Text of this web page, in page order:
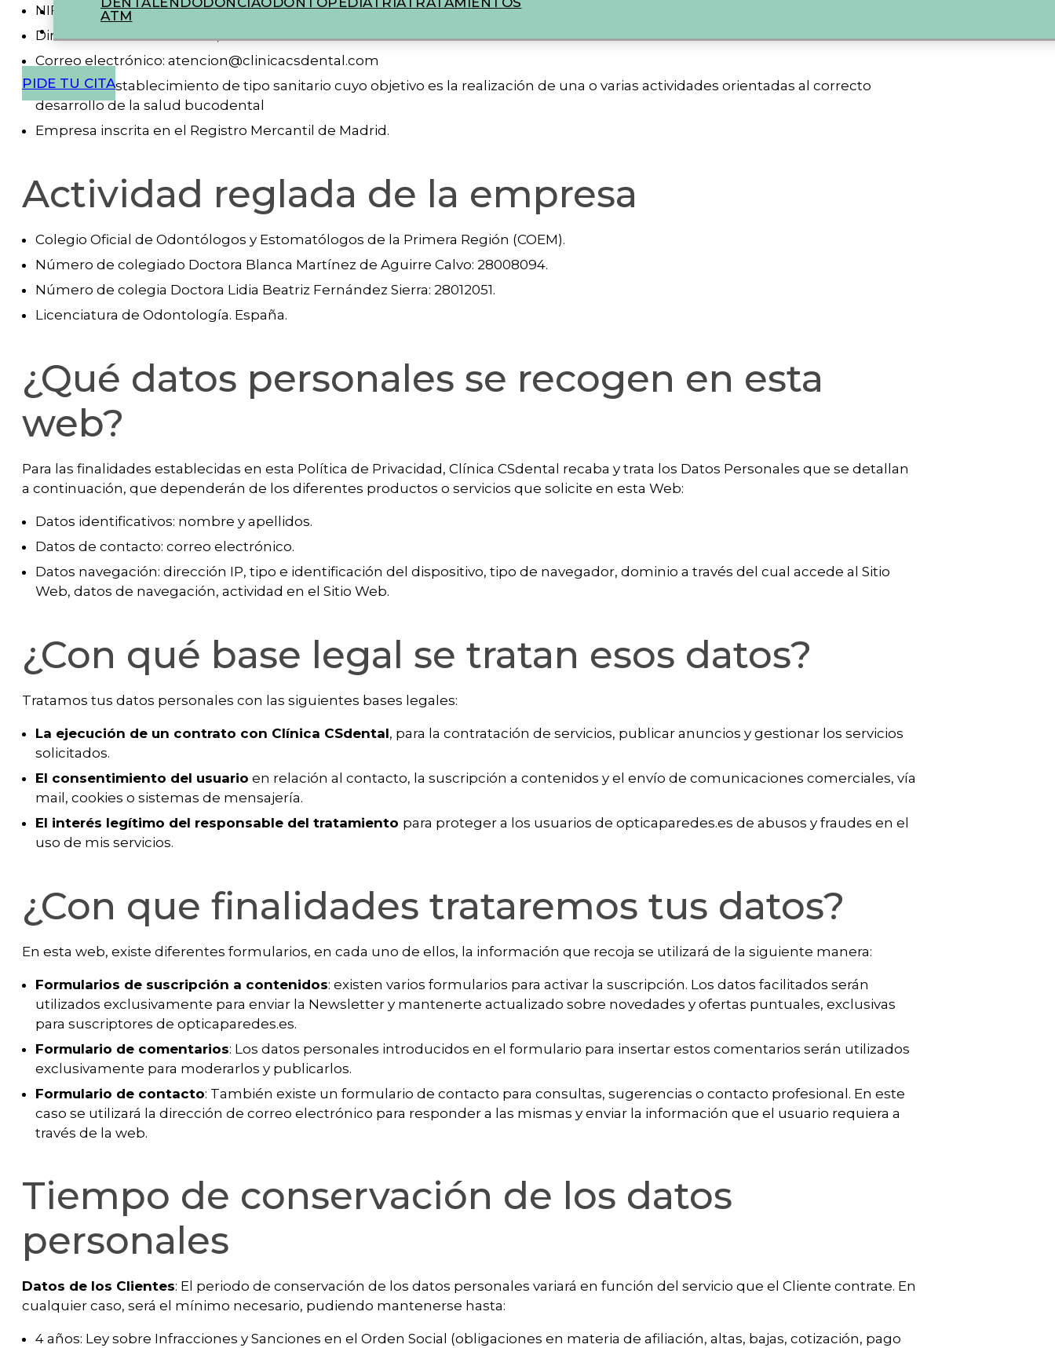
ATM
PIDE TU CITA
NIF/CIF: B42969667
Dirección: Calle de Canillas, 100 – Madrid
Correo electrónico: atencion@clinicacsdental.com
Actividad: Establecimiento de tipo sanitario cuyo objetivo es la realización de una o varias actividades orientadas al correcto
desarrollo de la salud bucodental
Empresa inscrita en el Registro Mercantil de Madrid.
Actividad reglada de la empresa
Colegio Oficial de Odontólogos y Estomatólogos de la Primera Región (COEM).
Número de colegiado Doctora Blanca Martínez de Aguirre Calvo: 28008094.
Número de colegia Doctora Lidia Beatriz Fernández Sierra: 28012051.
Licenciatura de Odontología. España.
¿Qué datos personales se recogen en esta
web?
Para las finalidades establecidas en esta Política de Privacidad, Clínica CSdental recaba y trata los Datos Personales que se detallan
a continuación, que dependerán de los diferentes productos o servicios que solicite en esta Web:
Datos identificativos: nombre y apellidos.
Datos de contacto: correo electrónico.
Datos navegación: dirección IP, tipo e identificación del dispositivo, tipo de navegador, dominio a través del cual accede al Sitio
Web, datos de navegación, actividad en el Sitio Web.
¿Con qué base legal se tratan esos datos?
Tratamos tus datos personales con las siguientes bases legales:
La ejecución de un contrato con Clínica CSdental, para la contratación de servicios, publicar anuncios y gestionar los servicios
solicitados.
El consentimiento del usuario en relación al contacto, la suscripción a contenidos y el envío de comunicaciones comerciales, vía
mail, cookies o sistemas de mensajería.
El interés legítimo del responsable del tratamiento para proteger a los usuarios de opticaparedes.es de abusos y fraudes en el
uso de mis servicios.
¿Con que finalidades trataremos tus datos?
En esta web, existe diferentes formularios, en cada uno de ellos, la información que recoja se utilizará de la siguiente manera:
Formularios de suscripción a contenidos: existen varios formularios para activar la suscripción. Los datos facilitados serán
utilizados exclusivamente para enviar la Newsletter y mantenerte actualizado sobre novedades y ofertas puntuales, exclusivas
para suscriptores de opticaparedes.es.
Formulario de comentarios: Los datos personales introducidos en el formulario para insertar estos comentarios serán utilizados
exclusivamente para moderarlos y publicarlos.
Formulario de contacto: También existe un formulario de contacto para consultas, sugerencias o contacto profesional. En este
caso se utilizará la dirección de correo electrónico para responder a las mismas y enviar la información que el usuario requiera a
través de la web.
Tiempo de conservación de los datos
personales
Datos de los Clientes: El periodo de conservación de los datos personales variará en función del servicio que el Cliente contrate. En
cualquier caso, será el mínimo necesario, pudiendo mantenerse hasta:
4 años: Ley sobre Infracciones y Sanciones en el Orden Social (obligaciones en materia de afiliación, altas, bajas, cotización, pago